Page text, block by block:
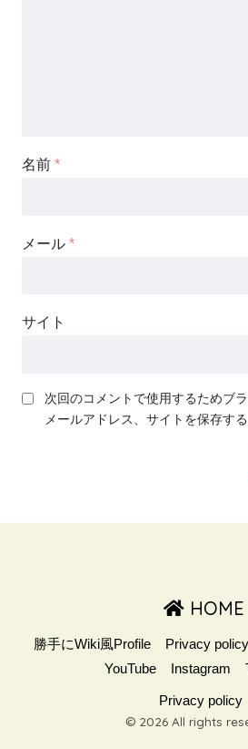
名前 *
メール *
サイト
次回のコメントで使用するためブ
メールアドレス、サイトを保存する
HOME
勝手にWiki風Profile Privacy policy
YouTube
Instagram
Privacy policy
© 2026 All rights